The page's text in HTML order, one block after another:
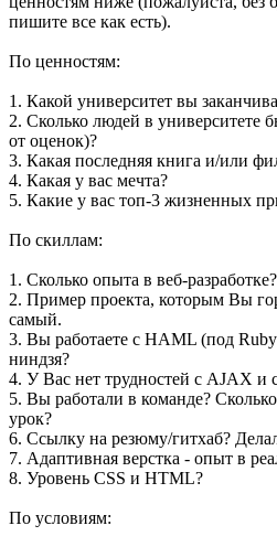
пишите все как есть).
По ценностям:
1. Какой университет вы
2. Сколько людей в университете
от оценок)?
3. Какая последняя книга и/или
4. Какая у вас мечта?
5. Какие у вас топ-3 жизненных
По скиллам:
1. Сколько опыта в веб-разработке?
2. Пример проекта, которым Вы
самый.
3. Вы работаете с HAML (под
ниндзя?
4. У Вас нет трудностей с AJAX и
5. Вы работали в команде?
урок?
6. Ссылку на резюму/гитхаб?
7. Адаптивная верстка - опыт в
8. Уровень CSS и HTML?
По условиям: